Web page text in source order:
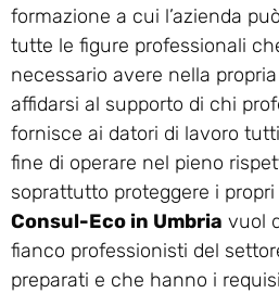
formazione a cui l’azienda
tutte le figure professionali
necessario avere nella
affidarsi al supporto di chi
fornisce ai datori di lavoro
fine di operare nel pieno
soprattutto proteggere i
Consul-Eco in Umbria vuol
fianco professionisti del
preparati e che hanno i